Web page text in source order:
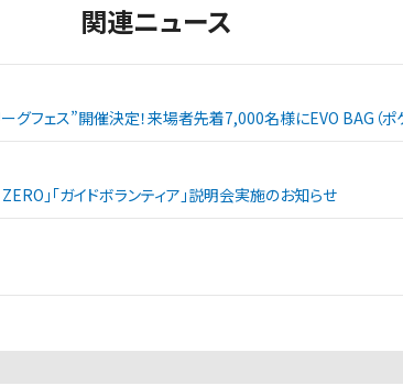
関連ニュース
ーグフェス”開催決定！来場者先着7,000名様にEVO BAG（ポ
」「ガイドボランティア」説明会実施のお知らせ